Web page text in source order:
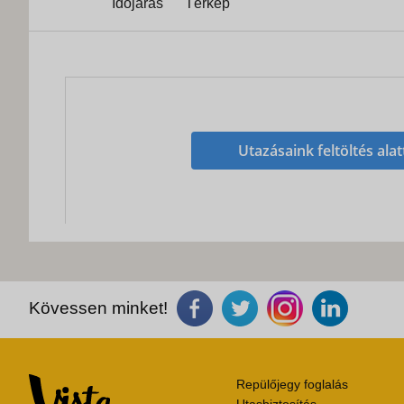
Időjárás Térkép
Utazásaink feltöltés
Kövessen minket!
Repülőjegy foglalás